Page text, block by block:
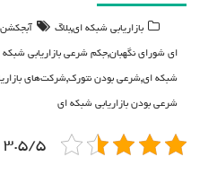
بازاریابی شبکه ای,بلاگ
ای شورای نگهبان,جکم شرعی بازاریابی
شبکه ای,شرعی بودن نتورک,شرکت‌های
شرعی بودن بازاریابی شبکه ای
3.5/5 - (4 امتیاز)